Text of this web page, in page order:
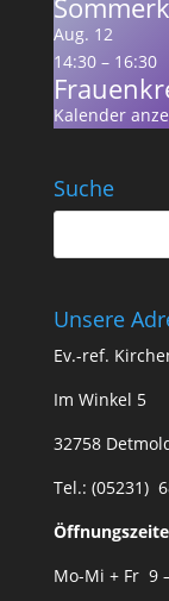
Aug. 12
14:30– 16:30
Kalender
Suche
Unsere
Ev.-ref.
Im Winkel 5
32758
Tel.: (05231)
Mo-Mi + Fr 9